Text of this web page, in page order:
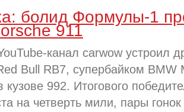
болид Формулы-1
911
канал carwow устроил
Bull RB7, супербайком BMW
кузове 992. Итогового
на четверть мили, пары